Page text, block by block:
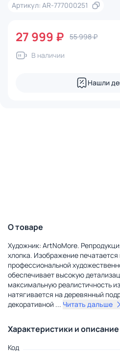
Артикул: AR-777000251
27 999 ₽ 55 998 ₽
В наличии
Нашли
О товаре
Художник: ArtNoMore.
хлопка. Изображение печатается
профессиональной
обеспечивает высокую
максимальную реалистичность
натягивается на деревянный
декоративной ... Читать дальше
Характеристики и описание
Код